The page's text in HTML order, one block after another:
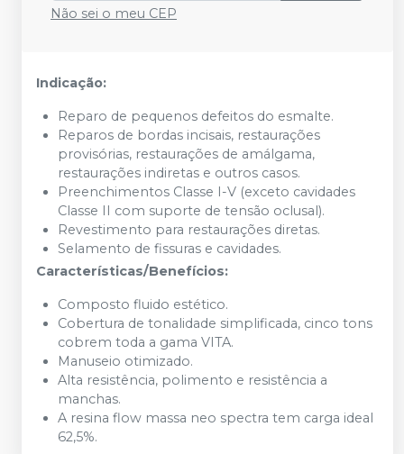
Não sei o meu CEP
Indicação:
Reparo de pequenos defeitos do esmalte.
Reparos de bordas incisais, restaurações
provisórias, restaurações de amálgama,
restaurações indiretas e outros casos.
Preenchimentos Classe I-V (exceto cavidades
Classe II com suporte de tensão oclusal).
Revestimento para restaurações diretas.
Selamento de fissuras e cavidades.
Características/Benefícios:
Composto fluido estético.
Cobertura de tonalidade simplificada, cinco tons
cobrem toda a gama VITA.
Manuseio otimizado.
Alta resistência, polimento e resistência a
manchas.
A resina flow massa neo spectra tem carga ideal
62,5%.